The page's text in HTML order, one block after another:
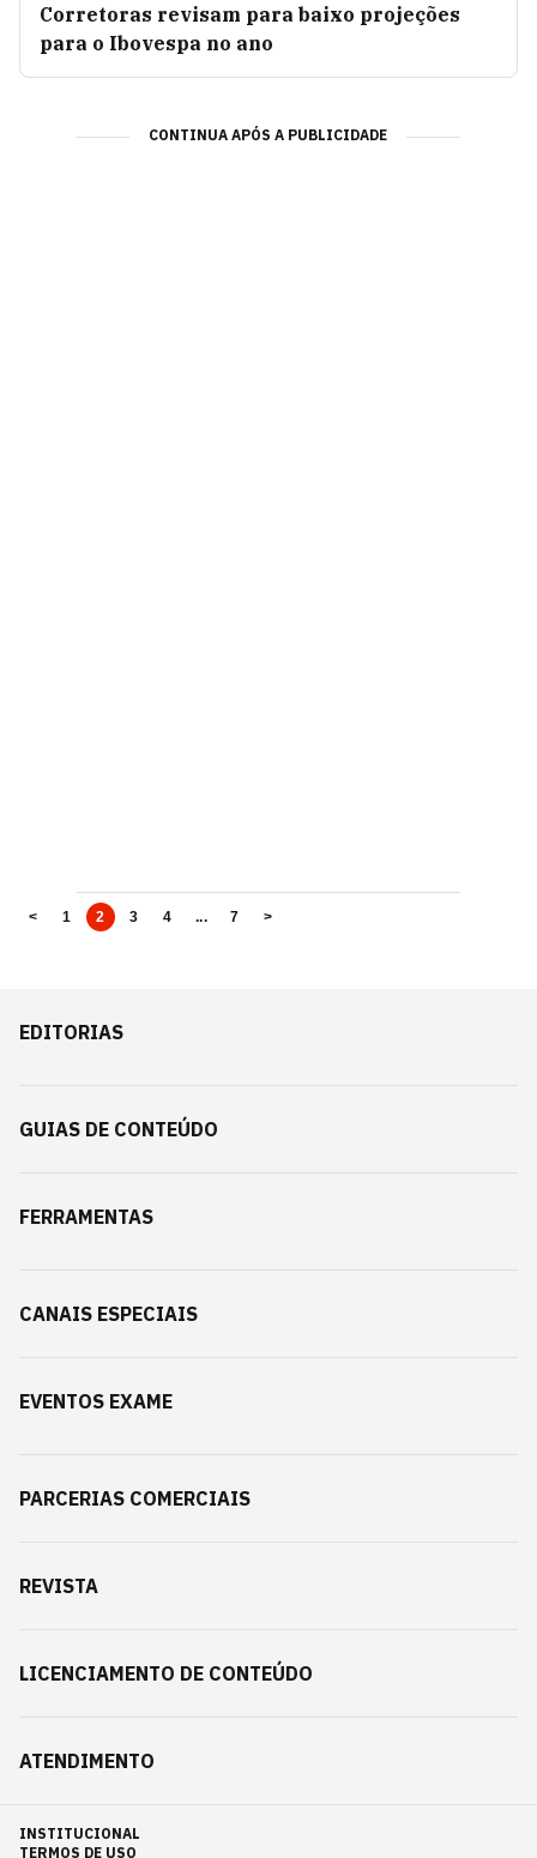
Corretoras revisam para baixo projeções
para o Ibovespa no ano
CONTINUA APÓS A PUBLICIDADE
< 1 2 3 4 ... 7 >
EDITORIAS
GUIAS DE CONTEÚDO
FERRAMENTAS
CANAIS ESPECIAIS
EVENTOS EXAME
PARCERIAS COMERCIAIS
REVISTA
LICENCIAMENTO DE CONTEÚDO
ATENDIMENTO
INSTITUCIONAL
TERMOS DE USO